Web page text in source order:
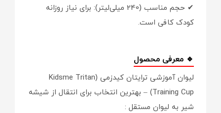
✔ حجم مناسب (240 میلی‌لیتر): برای نیاز روزانه
کودک کافی است.
🔹 معرفی محصول
لیوان آموزشی ترایتان کیدزمی (Kidsme Tritan
Training Cup) – بهترین انتخاب برای انتقال از شیشه
شیر به لیوان مستقل :